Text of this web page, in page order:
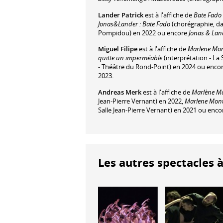
Lander Patrickest à l'affiche deBate Fado
Jonas&Lander : Bate Fado(chorégraphie,
Pompidou) en 2022 ou encoreJonas &
Miguel Filipeest à l'affiche deMarlene
quitte un imperméable(interprétation - La
- Théâtre du Rond-Point) en 2024 ou
2023.
Andreas Merkest à l'affiche deMarlène
Jean-Pierre Vernant) en 2022,Marlene
Salle Jean-Pierre Vernant) en 2021 ou
Les autres spectacles